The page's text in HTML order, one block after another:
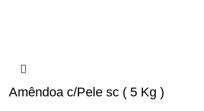
Amêndoa c/Pele sc ( 5 Kg )